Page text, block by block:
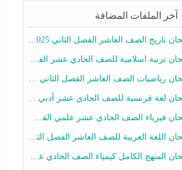
آخر الملفات المضافة
تاريخ الصف العاشر الفصل الثاني 2025-2026
اسلامية للصف الحادي عشر الفصل الثاني 2025-2026
رياضيات الصف العاشر الفصل الثاني 2025-2026
فرنسية للصف الحادي عشر أدبي الفصل الثاني 2025-2026
الصف الحادي عشر علمي الفصل الثاني 2025-2026
العربية للصف العاشر الفصل الثاني 2025-2026
الكامل كيمياء الصف الحادي عشر علمي الفصل الثاني 2025-2026